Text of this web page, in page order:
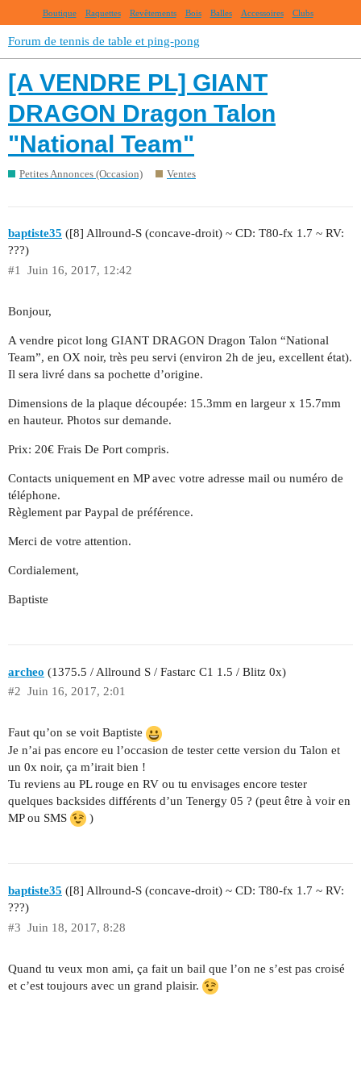
Boutique Raquettes Revêtements Bois Balles Accessoires Clubs
Forum de tennis de table et ping-pong
[A VENDRE PL] GIANT
DRAGON Dragon Talon
"National Team"
Petites Annonces (Occasion) Ventes
baptiste35 ([8] Allround-S (concave-droit) ~ CD: T80-fx 1.7 ~ RV:
???)
Juin 16, 2017, 12:42
#1
Bonjour,
A vendre picot long GIANT DRAGON Dragon Talon “National
Team”, en OX noir, très peu servi (environ 2h de jeu, excellent état).
Il sera livré dans sa pochette d’origine.
Dimensions de la plaque découpée: 15.3mm en largeur x 15.7mm
en hauteur. Photos sur demande.
Prix: 20€ Frais De Port compris.
Contacts uniquement en MP avec votre adresse mail ou numéro de
téléphone.
Règlement par Paypal de préférence.
Merci de votre attention.
Cordialement,
Baptiste
archeo (1375.5 / Allround S / Fastarc C1 1.5 / Blitz 0x)
Juin 16, 2017, 2:01
#2
Faut qu’on se voit Baptiste
Je n’ai pas encore eu l’occasion de tester cette version du Talon et
un 0x noir, ça m’irait bien !
Tu reviens au PL rouge en RV ou tu envisages encore tester
quelques backsides différents d’un Tenergy 05 ? (peut être à voir en
MP ou SMS
)
baptiste35 ([8] Allround-S (concave-droit) ~ CD: T80-fx 1.7 ~ RV:
???)
Juin 18, 2017, 8:28
#3
Quand tu veux mon ami, ça fait un bail que l’on ne s’est pas croisé
et c’est toujours avec un grand plaisir.